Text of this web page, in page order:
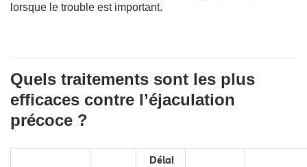
lorsque le trouble est important.
Quels traitements sont les plus
efficaces contre l’éjaculation
précoce ?
Délai